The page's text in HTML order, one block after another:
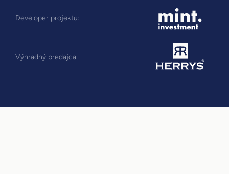
Developer projektu:
Výhradný predajca: